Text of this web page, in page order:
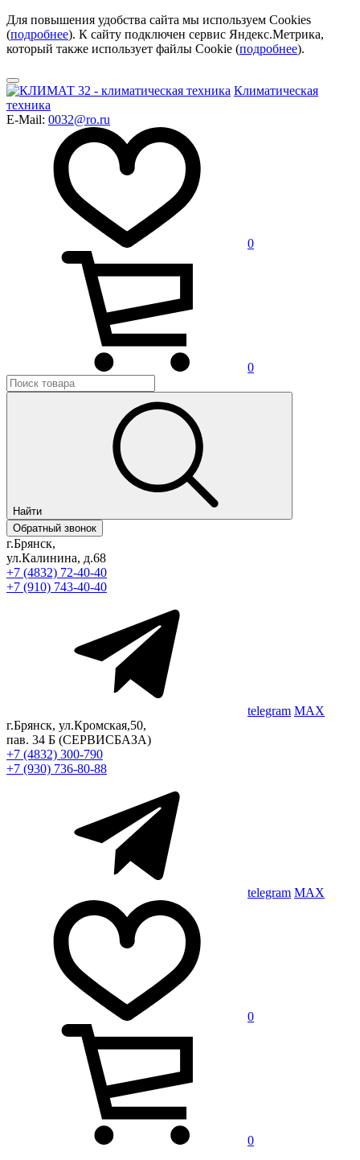
Для повышения удобства сайта мы используем Cookies
(подробнее). К сайту подключен сервис Яндекс.Метрика,
который также использует файлы Cookie (подробнее).
Климатическая
техника
E-Mail: 0032@ro.ru
0
0
Найти
Обратный звонок
г.Брянск,
ул.Калинина, д.68
+7 (4832) 72-40-40
+7 (910) 743-40-40
telegram MAX
г.Брянск, ул.Кромская,50,
пав. 34 Б (СЕРВИСБАЗА)
+7 (4832) 300-790
+7 (930) 736-80-88
telegram MAX
0
0